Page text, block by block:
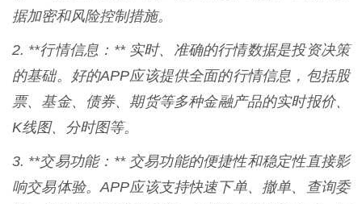
据加密和风险控制措施。
2. **行情信息：** 实时、准确的行情数据是投资决策
的基础。好的APP应该提供全面的行情信息，包括股
票、基金、债券、期货等多种金融产品的实时报价、
K线图、分时图等。
3. **交易功能：** 交易功能的便捷性和稳定性直接影
响交易体验。APP应该支持快速下单、撤单、查询委